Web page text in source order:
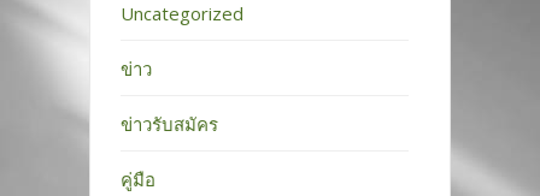
Uncategorized
ข่าว
ข่าวรับสมัคร
คู่มือ